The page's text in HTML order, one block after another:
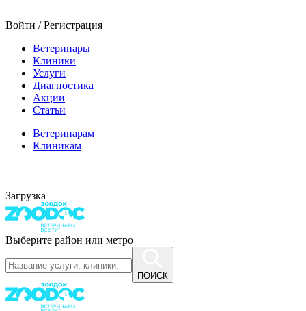
Войти / Регистрация
Ветеринары
Клиники
Услуги
Диагностика
Акции
Статьи
Ветеринарам
Клиникам
Загрузка
Выберите район или метро
ПОИСК